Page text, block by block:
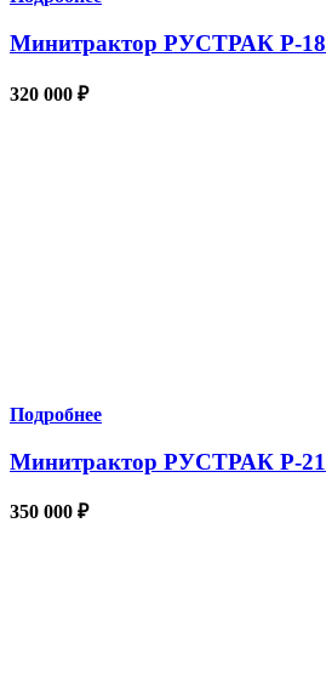
Минитрактор РУСТРАК Р-18
320 000 ₽
Подробнее
Минитрактор РУСТРАК Р-21
350 000 ₽